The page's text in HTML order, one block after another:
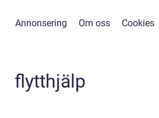
Annonsering Om oss Cookies
flytthjälp